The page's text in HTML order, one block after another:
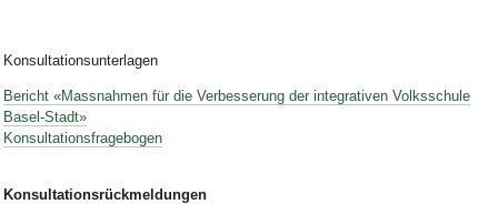
Konsultationsunterlagen
Bericht «Massnahmen für die Verbesserung der integrativen Volksschule
Basel-Stadt»
Konsultationsfragebogen
Konsultationsrückmeldungen